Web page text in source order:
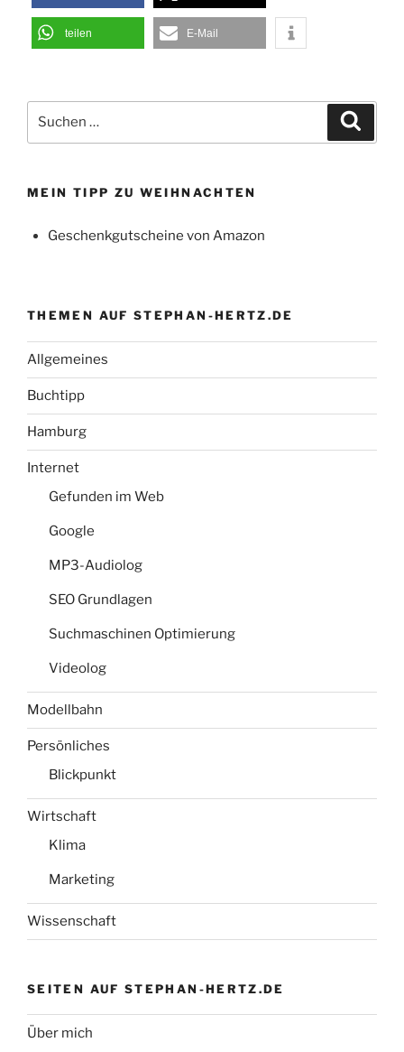
teilen E-Mail
nach:
MEIN TIPP ZU WEIHNACHTEN
Geschenkgutscheine von Amazon
THEMEN AUF STEPHAN-HERTZ.DE
Allgemeines
Buchtipp
Hamburg
Internet
Gefunden im Web
Google
MP3-Audiolog
SEO Grundlagen
Suchmaschinen Optimierung
Videolog
Modellbahn
Persönliches
Blickpunkt
Wirtschaft
Klima
Marketing
Wissenschaft
SEITEN AUF STEPHAN-HERTZ.DE
Über mich